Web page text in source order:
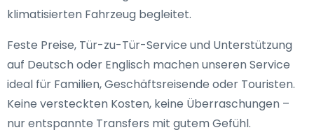
klimatisierten Fahrzeug begleitet.
Feste Preise, Tür-zu-Tür-Service und Unterstützung
auf Deutsch oder Englisch machen unseren Service
ideal für Familien, Geschäftsreisende oder Touristen.
Keine versteckten Kosten, keine Überraschungen –
nur entspannte Transfers mit gutem Gefühl.